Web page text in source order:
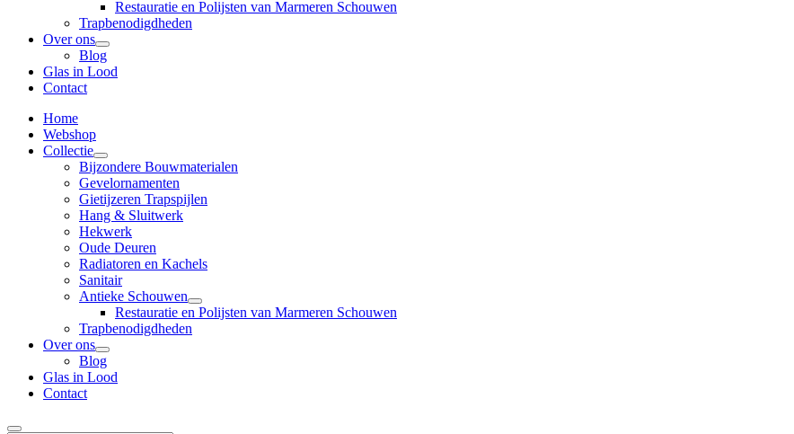
Restauratie en Polijsten van Marmeren Schouwen
Trapbenodigdheden
Over ons
Blog
Glas in Lood
Contact
Home
Webshop
Collectie
Bijzondere Bouwmaterialen
Gevelornamenten
Gietijzeren Trapspijlen
Hang & Sluitwerk
Hekwerk
Oude Deuren
Radiatoren en Kachels
Sanitair
Antieke Schouwen
Restauratie en Polijsten van Marmeren Schouwen
Trapbenodigdheden
Over ons
Blog
Glas in Lood
Contact